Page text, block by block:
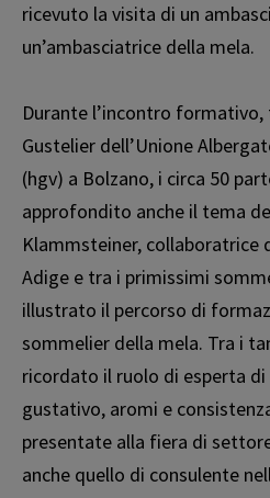
ricevuto la visita di un
un’ambasciatrice della mela.
Durante l’incontro
Gustelier dell’Unione
(hgv) a Bolzano, i circa 50
approfondito anche il tema
Klammsteiner, collaboratrice
Adige e tra i primissimi
illustrato il percorso di
sommelier della mela. Tra i
ricordato il ruolo di esperta
gustativo, aromi e
presentate alla fiera di
anche quello di consulente